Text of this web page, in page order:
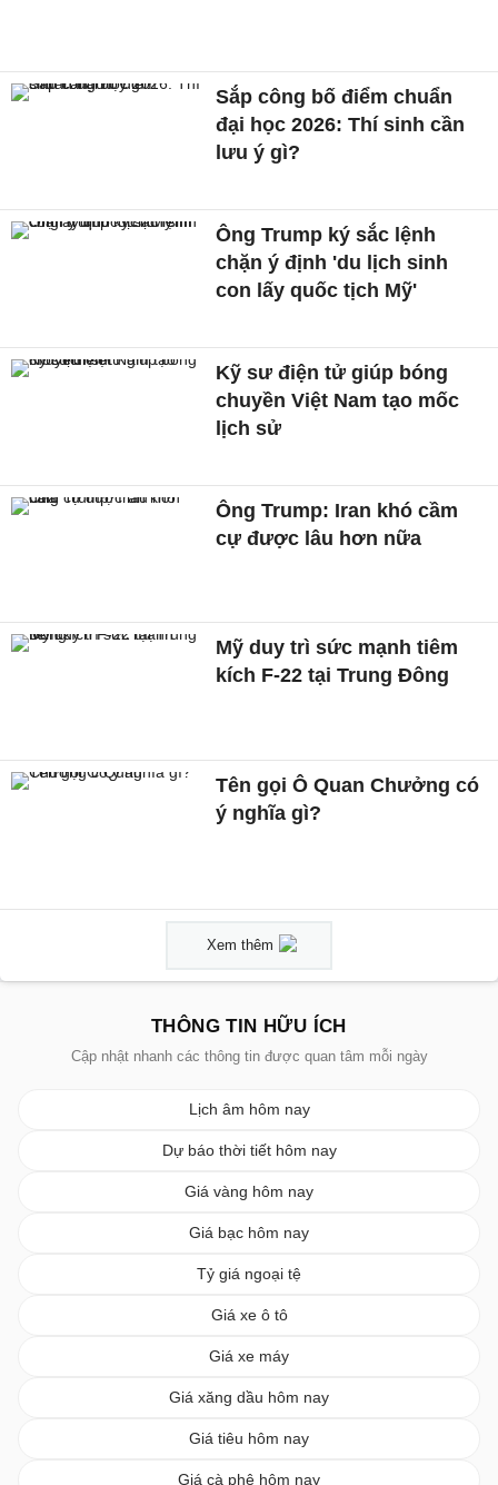
Sắp công bố điểm chuẩn
đại học 2026: Thí sinh cần
lưu ý gì?
Ông Trump ký sắc lệnh
chặn ý định 'du lịch sinh
con lấy quốc tịch Mỹ'
Kỹ sư điện tử giúp bóng
chuyền Việt Nam tạo mốc
lịch sử
Ông Trump: Iran khó cầm
cự được lâu hơn nữa
Mỹ duy trì sức mạnh tiêm
kích F-22 tại Trung Đông
Tên gọi Ô Quan Chưởng có
ý nghĩa gì?
Xem thêm
THÔNG TIN HỮU ÍCH
Cập nhật nhanh các thông tin được quan tâm mỗi ngày
Lịch âm hôm nay
Dự báo thời tiết hôm nay
Giá vàng hôm nay
Giá bạc hôm nay
Tỷ giá ngoại tệ
Giá xe ô tô
Giá xe máy
Giá xăng dầu hôm nay
Giá tiêu hôm nay
Giá cà phê hôm nay